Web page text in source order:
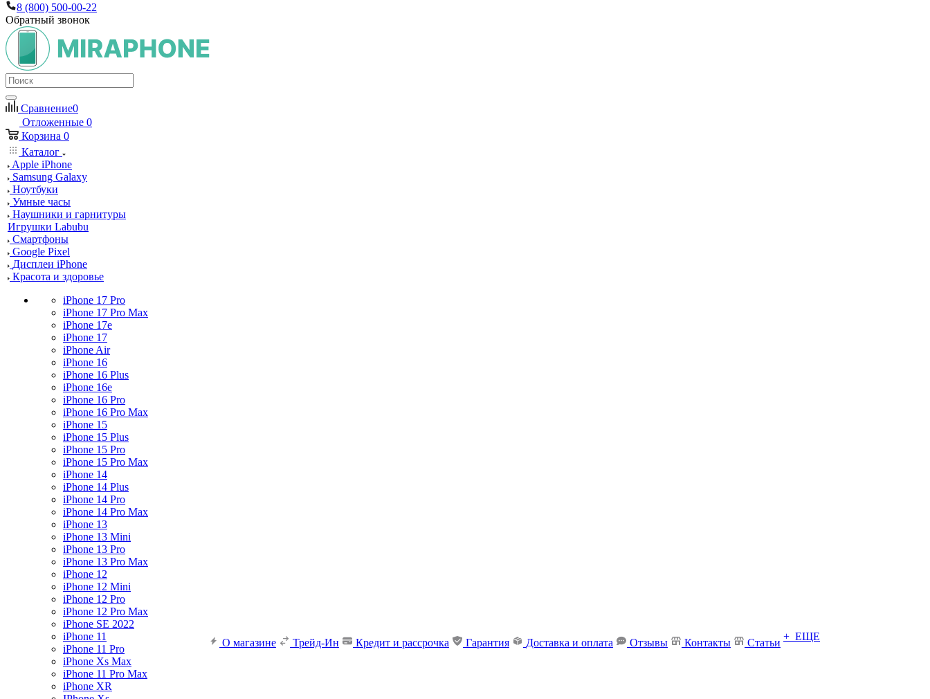
8 (800) 500-00-22
Обратный звонок
Сравнение0
Отложенные 0
Корзина 0
Каталог
Apple iPhone
Samsung Galaxy
Ноутбуки
Умные часы
Наушники и гарнитуры
Игрушки Labubu
Смартфоны
Google Pixel
Дисплеи iPhone
Красота и здоровье
iPhone 17 Pro
iPhone 17 Pro Max
iPhone 17e
iPhone 17
iPhone Air
iPhone 16
iPhone 16 Plus
iPhone 16e
iPhone 16 Pro
iPhone 16 Pro Max
iPhone 15
iPhone 15 Plus
iPhone 15 Pro
iPhone 15 Pro Max
iPhone 14
iPhone 14 Plus
iPhone 14 Pro
iPhone 14 Pro Max
iPhone 13
iPhone 13 Mini
iPhone 13 Pro
iPhone 13 Pro Max
iPhone 12
iPhone 12 Mini
iPhone 12 Pro
iPhone 12 Pro Max
iPhone SE 2022
iPhone 11
iPhone 11 Pro
iPhone Xs Max
iPhone 11 Pro Max
iPhone XR
О магазине Трейд-Ин Кредит и рассрочка Гарантия Доставка и оплата Отзывы Контакты Статьи
+ ЕЩЕ